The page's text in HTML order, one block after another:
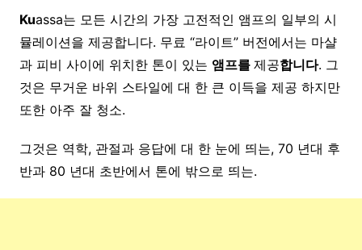
Kuassa는 모든 시간의 가장 고전적인 앰프의 일부의 시
뮬레이션을 제공합니다. 무료 “라이트” 버전에서는 마샬
과 피비 사이에 위치한 톤이 있는 앰프를 제공합니다. 그
것은 무거운 바위 스타일에 대 한 큰 이득을 제공 하지만
또한 아주 잘 청소.
그것은 역학, 관절과 응답에 대 한 눈에 띄는, 70 년대 후
반과 80 년대 초반에서 톤에 밖으로 띄는.